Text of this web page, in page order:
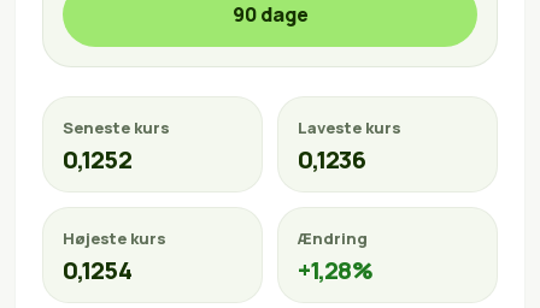
90 dage
Seneste kurs
0,1252
Laveste kurs
0,1236
Højeste kurs
0,1254
Ændring
+1,28%